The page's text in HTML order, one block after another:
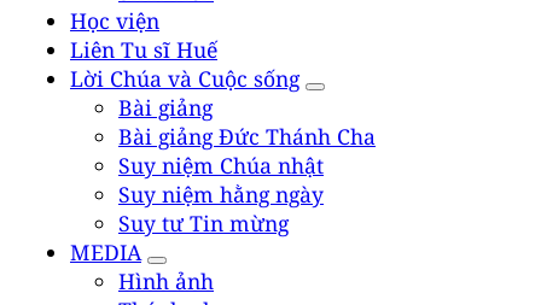
Học viện
Liên Tu sĩ Huế
Lời Chúa và Cuộc sống
Bài giảng
Bài giảng Đức Thánh Cha
Suy niệm Chúa nhật
Suy niệm hằng ngày
Suy tư Tin mừng
MEDIA
Hình ảnh